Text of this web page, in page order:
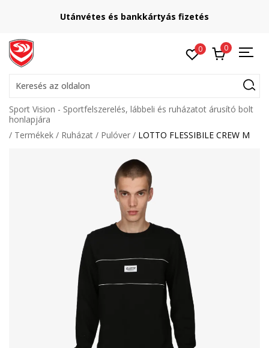
Utánvétes és bankkártyás fizetés
0 0
Keresés az oldalon
Sport Vision - Sportfelszerelés, lábbeli és ruházatot árusító bolt
honlapjára
Termékek
Ruházat Pulóver LOTTO FLESSIBILE CREW M